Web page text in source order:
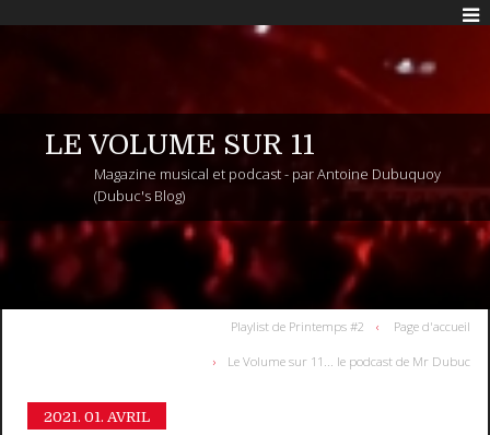
LE VOLUME SUR 11
Magazine musical et podcast - par Antoine Dubuquoy
(Dubuc's Blog)
Playlist de Printemps #2 Page d'accueil
Le Volume sur 11... le podcast de Mr Dubuc
2021. 01. AVRIL